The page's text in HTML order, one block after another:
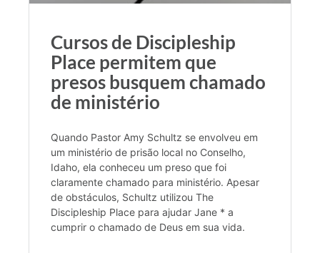
Cursos de Discipleship
Place permitem que
presos busquem chamado
de ministério
Quando Pastor Amy Schultz se envolveu em
um ministério de prisão local no Conselho,
Idaho, ela conheceu um preso que foi
claramente chamado para ministério. Apesar
de obstáculos, Schultz utilizou The
Discipleship Place para ajudar Jane * a
cumprir o chamado de Deus em sua vida.